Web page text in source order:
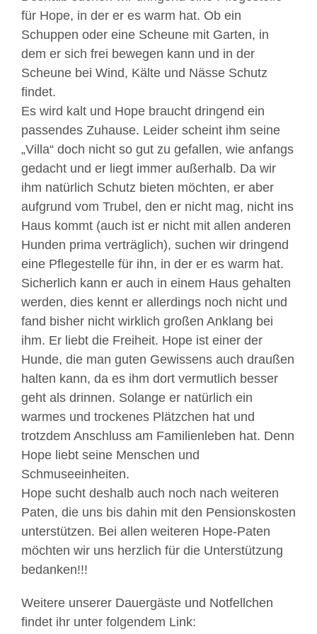
für Hope, in der er es warm hat. Ob ein
Schuppen oder eine Scheune mit Garten, in
dem er sich frei bewegen kann und in der
Scheune bei Wind, Kälte und Nässe Schutz
findet.
Es wird kalt und Hope braucht dringend ein
passendes Zuhause. Leider scheint ihm seine
„Villa“ doch nicht so gut zu gefallen, wie anfangs
gedacht und er liegt immer außerhalb. Da wir
ihm natürlich Schutz bieten möchten, er aber
aufgrund vom Trubel, den er nicht mag, nicht ins
Haus kommt (auch ist er nicht mit allen anderen
Hunden prima verträglich), suchen wir dringend
eine Pflegestelle für ihn, in der er es warm hat.
Sicherlich kann er auch in einem Haus gehalten
werden, dies kennt er allerdings noch nicht und
fand bisher nicht wirklich großen Anklang bei
ihm. Er liebt die Freiheit. Hope ist einer der
Hunde, die man guten Gewissens auch draußen
halten kann, da es ihm dort vermutlich besser
geht als drinnen. Solange er natürlich ein
warmes und trockenes Plätzchen hat und
trotzdem Anschluss am Familienleben hat. Denn
Hope liebt seine Menschen und
Schmuseeinheiten.
Hope sucht deshalb auch noch nach weiteren
Paten, die uns bis dahin mit den Pensionskosten
unterstützen. Bei allen weiteren Hope-Paten
möchten wir uns herzlich für die Unterstützung
bedanken!!!
Weitere unserer Dauergäste und Notfellchen
findet ihr unter folgendem Link: